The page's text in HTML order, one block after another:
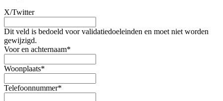
X/Twitter
Dit veld is bedoeld voor validatiedoeleinden en moet niet worden
gewijzigd.
Voor en achternaam*
Woonplaats*
Telefoonnummer*